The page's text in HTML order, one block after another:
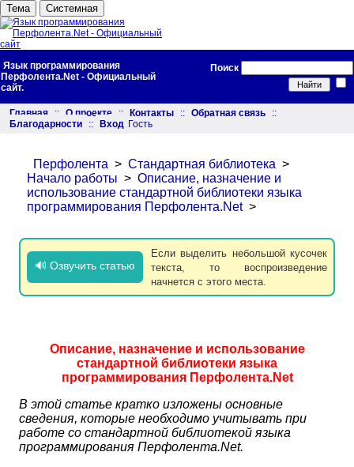
Тема Системная
Язык программирования
Перфолента.Net - Официальный
сайт.
Поиск
Главная :: О проекте :: Контакты :: Обратная связь
::
Благодарности
:: Вход Гость
Перфолента >Стандартная библиотека >
Начало работы >Описание, назначение и
использование стандартной библиотеки языка
программирования Перфолента.Net >
🔊 Озвучить статью
Если выделить небольшой кусочек
текста, то воспроизведение
начнется с этого места.
Описание, назначение и использование
стандартной библиотеки языка
программирования Перфолента.Net
В этой статье кратко изложены основные
сведения, которые необходимо учитывать при
работе со стандартной библиотекой языка
программирования Перфолента.Net.